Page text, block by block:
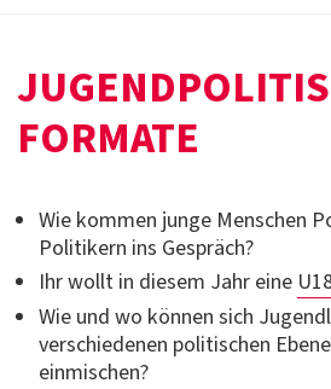
FORMATE
Wie kommen junge Menschen
Politikern ins Gespräch?
Ihr wollt in diesem Jahr eine
Wie und wo können sich
verschiedenen politischen
einmischen?